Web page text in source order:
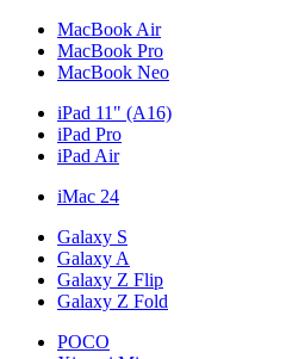
MacBook Air
MacBook Pro
MacBook Neo
iPad 11" (A16)
iPad Pro
iPad Air
iMac 24
Galaxy S
Galaxy A
Galaxy Z Flip
Galaxy Z Fold
POCO